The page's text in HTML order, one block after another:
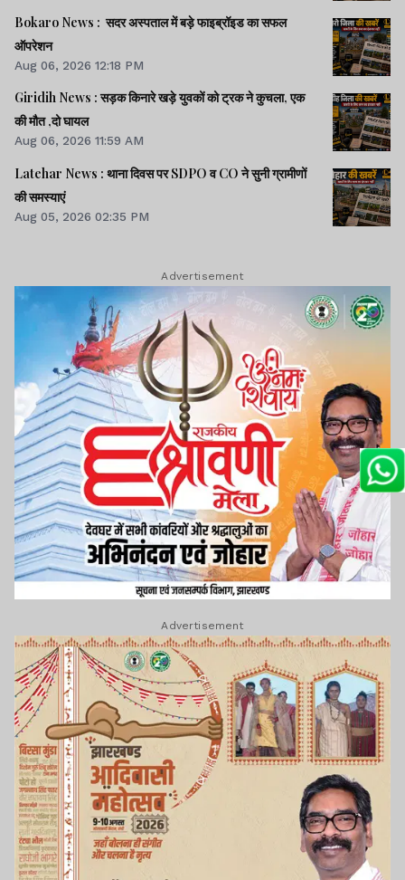
Bokaro News : सदर अस्पताल में बड़े फाइब्रॉइड का सफल
ऑपरेशन
Aug 06, 2026 12:18 PM
Giridih News : सड़क किनारे खड़े युवकों को ट्रक ने कुचला, एक
की मौत ,दो घायल
Aug 06, 2026 11:59 AM
Latehar News : थाना दिवस पर SDPO व CO ने सुनी ग्रामीणों
की समस्‍याएं
Aug 05, 2026 02:35 PM
Advertisement
Advertisement